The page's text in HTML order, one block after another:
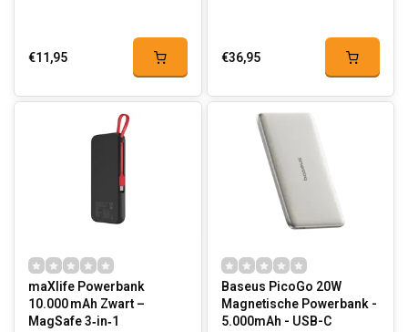
€11,95 €36,95
maXlife Powerbank
10.000 mAh Zwart –
MagSafe 3‑in‑1
Baseus PicoGo 20W
Magnetische Powerbank -
5.000mAh - USB-C